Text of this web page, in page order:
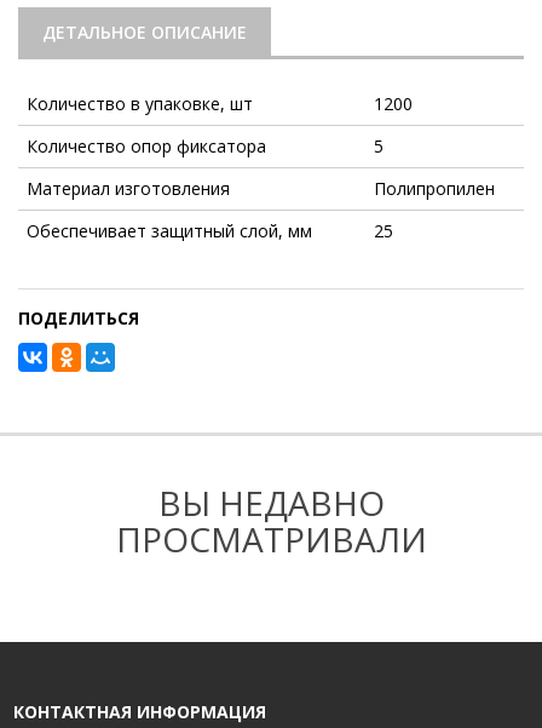
ДЕТАЛЬНОЕ ОПИСАНИЕ
Количество в упаковке, шт
1200
Количество опор фиксатора
5
Материал изготовления
Полипропилен
Обеспечивает защитный слой, мм
25
ПОДЕЛИТЬСЯ
ВЫ НЕДАВНО
ПРОСМАТРИВАЛИ
КОНТАКТНАЯ ИНФОРМАЦИЯ